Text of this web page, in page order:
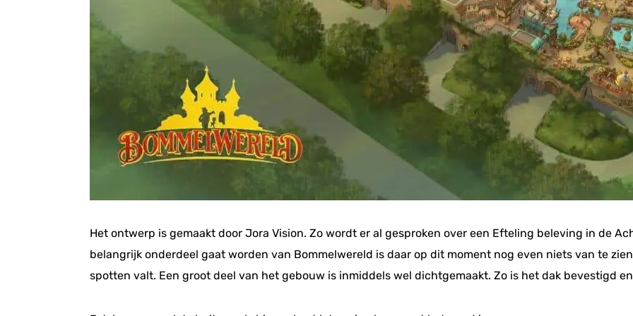
Het ontwerp is gemaakt door Jora Vision. Zo wordt er al gesproken over een Efteling beleving in de
belangrijk onderdeel gaat worden van Bommelwereld is daar op dit moment nog even niets van te
spotten valt. Een groot deel van het gebouw is inmiddels wel dichtgemaakt. Zo is het dak bevestigd